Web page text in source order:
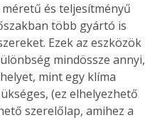
és teljesítményű
több gyártó is
Ezek az eszközök
mindössze annyi,
mint egy klíma
(ez elhelyezhető
szerelőlap, amihez a